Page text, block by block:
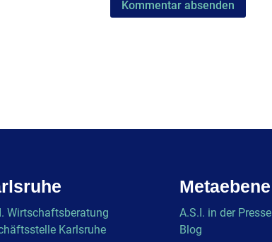
Wirtschaftsberatung
Karlsruhe
Metaebene
A.S.I. in der Presse
Blog